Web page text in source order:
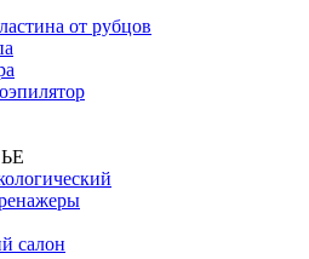
от рубцов
салон